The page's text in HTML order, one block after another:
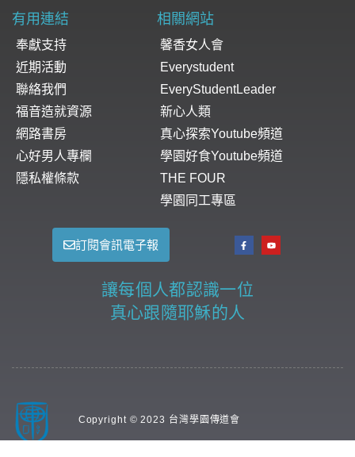
有用連結 相關網站
奉獻支持
近期活動
聯絡我們
福音造就資源
網路書房
心好男人專欄
隱私權條款
馨香女人會
Everystudent
EveryStudentLeader
新心人類
真心探索Youtube頻道
學園好食Youtube頻道
THE FOUR
學園同工專區
訂閱會訊電子報
讓每個人都認識一位
真心跟隨耶穌的人
Copyright © 2023 台灣學園傳道會